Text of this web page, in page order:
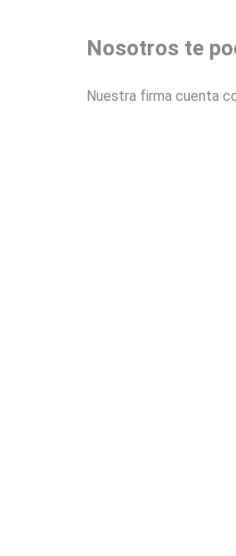
Nosotros te
Nuestra firma cuenta